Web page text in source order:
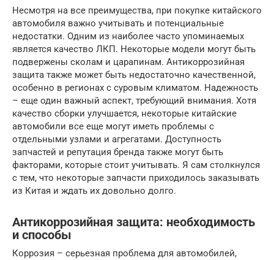
Несмотря на все преимущества, при покупке китайского
автомобиля важно учитывать и потенциальные
недостатки. Одним из наиболее часто упоминаемых
является качество ЛКП. Некоторые модели могут быть
подвержены сколам и царапинам. Антикоррозийная
защита также может быть недостаточно качественной,
особенно в регионах с суровым климатом. Надежность
– еще один важный аспект, требующий внимания. Хотя
качество сборки улучшается, некоторые китайские
автомобили все еще могут иметь проблемы с
отдельными узлами и агрегатами. Доступность
запчастей и репутация бренда также могут быть
факторами, которые стоит учитывать. Я сам столкнулся
с тем, что некоторые запчасти приходилось заказывать
из Китая и ждать их довольно долго.
Антикоррозийная защита: необходимость
и способы
Коррозия – серьезная проблема для автомобилей,